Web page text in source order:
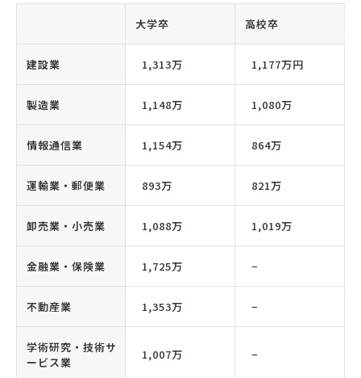
大学卒 高校卒
建設業 1,313万 1,177万円
製造業 1,148万 1,080万
情報通信業 1,154万 864万
運輸業・郵便業 893万 821万
卸売業・小売業 1,088万 1,019万
金融業・保険業 1,725万 −
不動産業 1,353万 −
学術研究・技術サ
ービス業
1,007万 −